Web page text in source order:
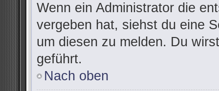
Wenn ein Administrator die
vergeben hat, siehst du eine
um diesen zu melden. Du
geführt.
Nach oben